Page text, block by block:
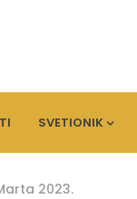
SVETIONIK
2023.